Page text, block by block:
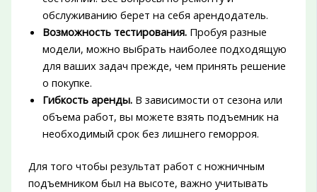
обслуживанию берет на себя арендодатель.
Возможность тестирования.Пробуя разные
модели, можно выбрать наиболее подходящую
для ваших задач прежде, чем принять решение
о покупке.
Гибкость аренды.В зависимости от сезона или
объема работ, вы можете взять подъемник на
необходимый срок без лишнего геморроя.
Для того чтобы результат работ с ножничным
подъемником был на высоте, важно учитывать